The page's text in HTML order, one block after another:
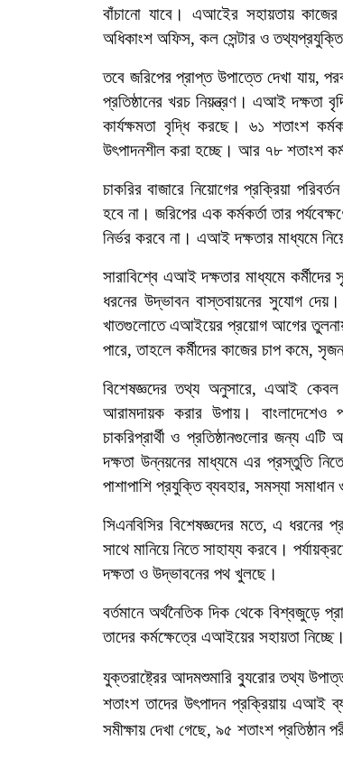
বাঁচানো যাবে। এআইের সহায়তায়
অধিকাংশ অফিস, কল সেন্টার ও
তবে জরিপের প্রাপ্ত উপাত্তে দেখা যায়,
প্রতিষ্ঠানের খরচ নিয়ন্ত্রণ। এআই দক্ষতা
কার্যক্ষমতা বৃদ্ধি করছে। ৬১ শতাংশ
উৎপাদনশীল করা হচ্ছে। আর ৭৮ শতাংশ
চাকরির বাজারে নিয়োগের প্রক্রিয়া
হবে না। জরিপের এক কর্মকর্তা তার
নির্ভর করবে না। এআই দক্ষতার মাধ্যমে
সারাবিশ্বে এআই দক্ষতার মাধ্যমে
ধরনের উদ্ভাবন বাস্তবায়নের সুযোগ
খাতগুলোতে এআইয়ের প্রয়োগ আগের
পারে, তাহলে কর্মীদের কাজের চাপ কমে,
বিশেষজ্ঞদের তথ্য অনুসারে,এআই কেবল
আরামদায়ক করার উপায়। বাংলাদেশেও
চাকরিপ্রার্থী ও প্রতিষ্ঠানগুলোর জন্য
দক্ষতা উন্নয়নের মাধ্যমে এর প্রস্তুতি
পাশাপাশি প্রযুক্তি ব্যবহার, সমস্যা
সিএনবিসির বিশেষজ্ঞদের মতে, এ ধরনের
সাথে মানিয়ে নিতে সাহায্য করবে।
দক্ষতা ও উদ্ভাবনের পথ খুলছে।
বর্তমানে অর্থনৈতিক দিক থেকে বিশ্বজুড়ে
তাদের কর্মক্ষেত্রে এআইয়ের সহায়তা
যুক্তরাষ্ট্রের আদমশুমারি ব্যুরোর তথ্য
শতাংশ তাদের উৎপাদন প্রক্রিয়ায় এআই
সমীক্ষায় দেখা গেছে, ৯৫ শতাংশ প্রতিষ্ঠান